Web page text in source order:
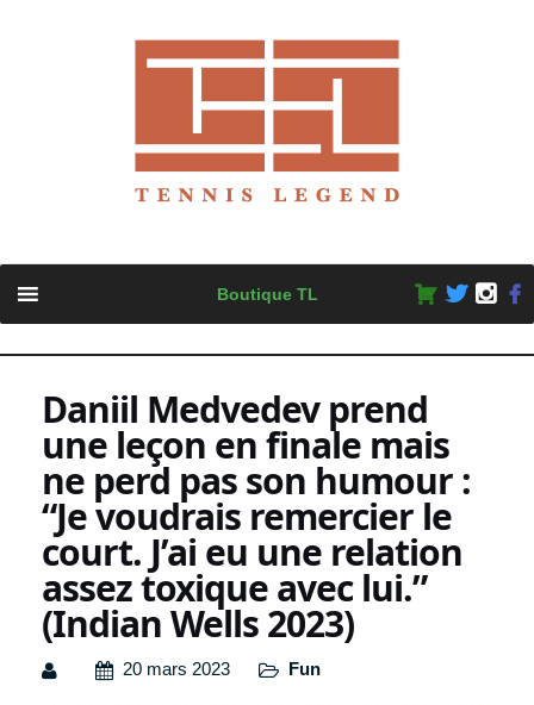
content
Boutique TL
Daniil Medvedev prend
une leçon en finale mais
ne perd pas son humour :
“Je voudrais remercier le
court. J’ai eu une relation
assez toxique avec lui.”
(Indian Wells 2023)
20 mars 2023 Fun